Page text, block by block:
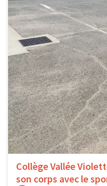
Collège Vallée
son corps avec le